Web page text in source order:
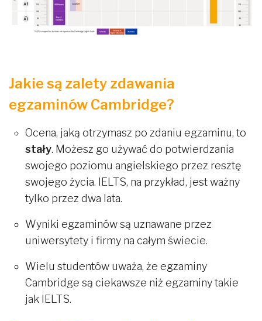
Jakie są zalety zdawania
egzaminów Cambridge?
Ocena, jaką otrzymasz po zdaniu egzaminu, to
stały. Możesz go używać do potwierdzania
swojego poziomu angielskiego przez resztę
swojego życia. IELTS, na przykład, jest ważny
tylko przez dwa lata.
Wyniki egzaminów są uznawane przez
uniwersytety i firmy na całym świecie.
Wielu studentów uważa, że egzaminy
Cambridge są ciekawsze niż egzaminy takie
jak IELTS.